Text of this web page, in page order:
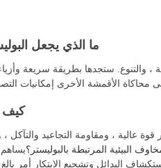
ما الذي يجعل
، والتنوع. ستجدها بطريقة سريعة
كيف
عالية ، ومقاومة التجاعيد والتآكل
البيئية المرتبطة بالبوليستر؟يساهم
البدائل وتشجيع الابتكار أمر